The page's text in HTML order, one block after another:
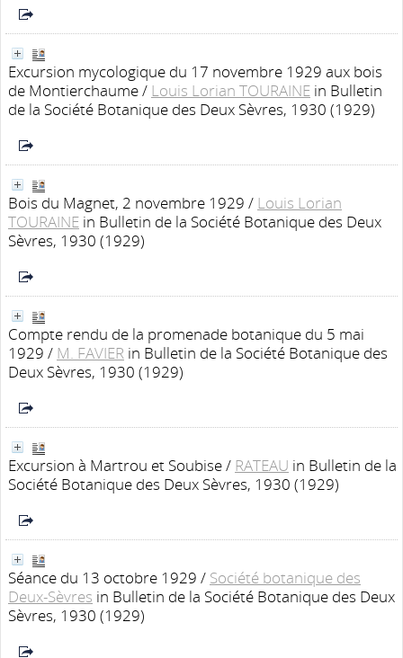
Excursion mycologique du 17 novembre 1929 aux bois
de Montierchaume/ Louis Lorian TOURAINE in Bulletin
de la Société Botanique des Deux Sèvres, 1930 (1929)
Bois du Magnet, 2 novembre 1929 / Louis Lorian
TOURAINE in Bulletin de la Société Botanique des Deux
Sèvres, 1930 (1929)
Compte rendu de la promenade botanique du 5 mai
1929 / M. FAVIER in Bulletin de la Société Botanique des
Deux Sèvres, 1930 (1929)
Excursion à Martrou et Soubise/ RATEAU in Bulletin de la
Société Botanique des Deux Sèvres, 1930 (1929)
Séance du 13 octobre 1929 / Société botanique des
Deux-Sèvres in Bulletin de la Société Botanique des Deux
Sèvres, 1930 (1929)